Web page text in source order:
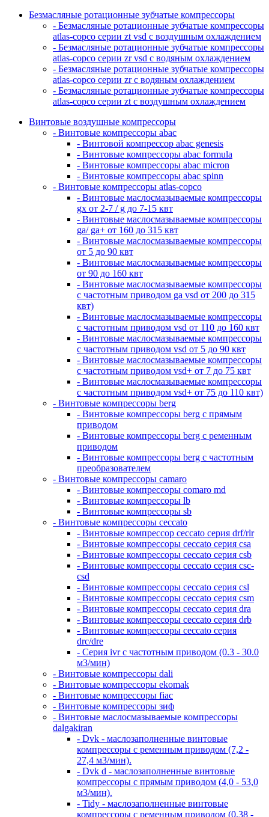
Безмасляные ротационные зубчатые компрессоры
- Безмасляные ротационные зубчатые компрессоры
atlas-copco серии zt vsd с воздушным охлаждением
- Безмасляные ротационные зубчатые компрессоры
atlas-copco серии zr vsd с водяным охлаждением
- Безмасляные ротационные зубчатые компрессоры
atlas-copco серии zr с водяным охлаждением
- Безмасляные ротационные зубчатые компрессоры
atlas-copco серии zt с воздушным охлаждением
Винтовые воздушные компрессоры
- Винтовые компрессоры abac
- Винтовой компрессор abac genesis
- Винтовые компрессоры abac formula
- Винтовые компрессоры abac micron
- Винтовые компрессоры abac spinn
- Винтовые компрессоры atlas-copco
- Винтовые маслосмазываемые компрессоры
gx от 2-7 / g до 7-15 квт
- Винтовые маслосмазываемые компрессоры
ga/ ga+ от 160 до 315 квт
- Винтовые маслосмазываемые компрессоры
от 5 до 90 квт
- Винтовые маслосмазываемые компрессоры
от 90 до 160 квт
- Винтовые маслосмазываемые компрессоры
с частотным приводом ga vsd от 200 до 315
квт)
- Винтовые маслосмазываемые компрессоры
с частотным приводом vsd от 110 до 160 квт
- Винтовые маслосмазываемые компрессоры
с частотным приводом vsd от 5 до 90 квт
- Винтовые маслосмазываемые компрессоры
с частотным приводом vsd+ от 7 до 75 квт
- Винтовые маслосмазываемые компрессоры
с частотным приводом vsd+ от 75 до 110 квт)
- Винтовые компрессоры berg
- Винтовые компрессоры berg с прямым
приводом
- Винтовые компрессоры berg с ременным
приводом
- Винтовые компрессоры berg с частотным
преобразователем
- Винтовые компрессоры camaro
- Винтовые компрессоры comaro md
- Винтовые компрессоры lb
- Винтовые компрессоры sb
- Винтовые компрессоры ceccato
- Винтовые компрессор ceccato серия drf/rlr
- Винтовые компрессоры ceccato серия csa
- Винтовые компрессоры ceccato серия csb
- Винтовые компрессоры ceccato серия csc-
csd
- Винтовые компрессоры ceccato серия csl
- Винтовые компрессоры ceccato серия csm
- Винтовые компрессоры ceccato серия dra
- Винтовые компрессоры ceccato серия drb
- Винтовые компрессоры ceccato серия
drc/dre
- Серия ivr с частотным приводом (0.3 - 30.0
м3/мин)
- Винтовые компрессоры dali
- Винтовые компрессоры ekomak
- Винтовые компрессоры fiac
- Винтовые компрессоры зиф
- Винтовые маслосмазываемые компрессоры
dalgakiran
- Dvk - маслозаполненные винтовые
компрессоры с ременным приводом (7,2 -
27,4 м3/мин).
- Dvk d - маслозаполненные винтовые
компрессоры с прямым приводом (4,0 - 53,0
м3/мин).
- Tidy - маслозаполненные винтовые
компрессоры с ременным приводом (0,38 -